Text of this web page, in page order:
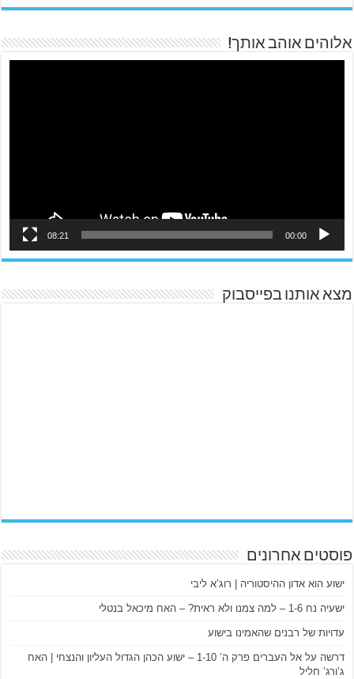
אלוהים אוהב אותך!
00:00
08:21
מצא אותנו בפייסבוק
פוסטים אחרונים
ישוע הוא אדון ההיסטוריה | רוג’א ליבי
ישעיה נח 1-6 – למה צמנו ולא ראית? – האח מיכאל בנטלי
עדויות של רבנים שהאמינו בישוע
דרשה על אל העברים פרק ה’ 1-10 – ישוע הכהן הגדול העליון והנצחי | האח
ג’ורג’ חליל